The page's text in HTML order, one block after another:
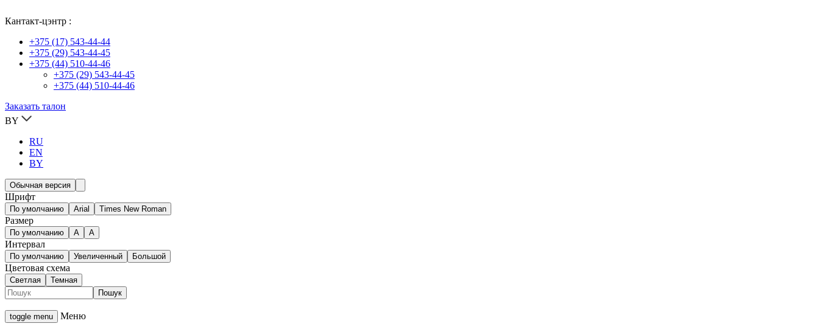
Кантакт-цэнтр :
+375 (17) 543-44-44
+375 (29) 543-44-45
+375 (44) 510-44-46
+375 (29) 543-44-45
+375 (44) 510-44-46
Заказать талон
BY
RU
EN
BY
Обычная версия
Шрифт
По умолчанию Arial Times New Roman
Размер
По умолчанию A A
Интервал
По умолчанию Увеличенный Большой
Цветовая схема
Светлая Темная
toggle menu Меню